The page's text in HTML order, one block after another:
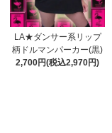
LA★ダンサー系リップ
柄ドルマンパーカー(黒)
2,700円(税込2,970円)